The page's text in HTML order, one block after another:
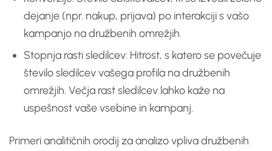
dejanje (npr. nakup, prijava) po interakciji s vašo
kampanjo na družbenih omrežjih.
Stopnja rasti sledilcev: Hitrost, s katero se povečuje
število sledilcev vašega profila na družbenih
omrežjih. Večja rast sledilcev lahko kaže na
uspešnost vaše vsebine in kampanj.
Primeri analitičnih orodij za analizo vpliva družbenih